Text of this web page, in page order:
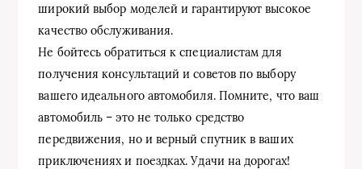
широкий выбор моделей и гарантируют высокое
качество обслуживания.
Не бойтесь обратиться к специалистам для
получения консультаций и советов по выбору
вашего идеального автомобиля. Помните, что ваш
автомобиль – это не только средство
передвижения, но и верный спутник в ваших
приключениях и поездках. Удачи на дорогах!